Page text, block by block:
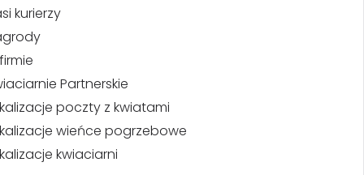
kurierzy
Partnerskie
poczty z kwiatami
wieńce pogrzebowe
kwiaciarni